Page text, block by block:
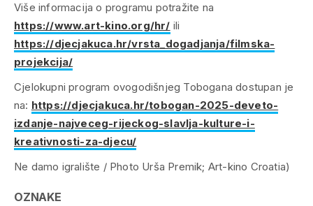
Više informacija o programu potražite na
https://www.art-kino.org/hr/ ili
https://djecjakuca.hr/vrsta_dogadjanja/filmska-
projekcija/
Cjelokupni program ovogodišnjeg Tobogana dostupan je
na: https://djecjakuca.hr/tobogan-2025-deveto-
izdanje-najveceg-rijeckog-slavlja-kulture-i-
kreativnosti-za-djecu/
Ne damo igralište / Photo Urša Premik; Art-kino Croatia)
OZNAKE